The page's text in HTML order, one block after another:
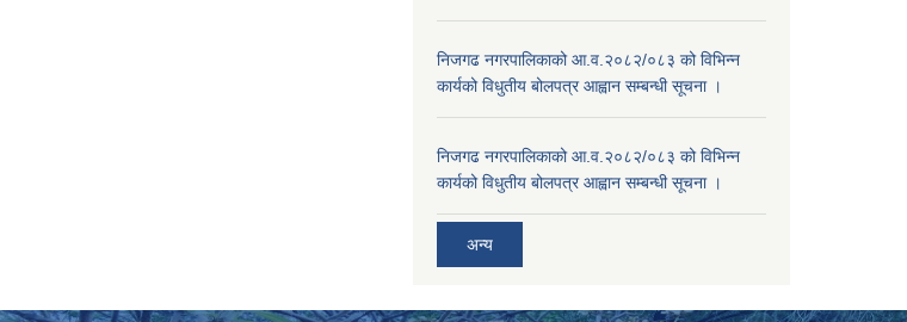
निजगढ नगरपालिकाको आ.व.२०८२/०८३ को विभिन्न
कार्यको विधुतीय बोलपत्र आह्वान सम्बन्धी सूचना ।
निजगढ नगरपालिकाको आ.व.२०८२/०८३ को विभिन्न
कार्यको विधुतीय बोलपत्र आह्वान सम्बन्धी सूचना ।
अन्य